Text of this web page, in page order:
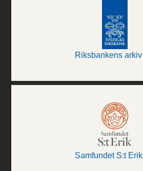
Riksbankens arkiv
Samfundet S:t Erik